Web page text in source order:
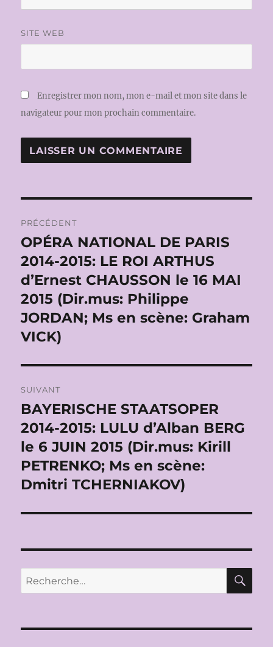
SITE WEB
Enregistrer mon nom, mon e-mail et mon site dans le
navigateur pour mon prochain commentaire.
de
l’article
PRÉCÉDENT
Publication
précédente :
OPÉRA NATIONAL DE PARIS
2014-2015: LE ROI ARTHUS
d’Ernest CHAUSSON le 16 MAI
2015 (Dir.mus: Philippe
JORDAN; Ms en scène: Graham
VICK)
SUIVANT
Publication
suivante :
BAYERISCHE STAATSOPER
2014-2015: LULU d’Alban BERG
le 6 JUIN 2015 (Dir.mus: Kirill
PETRENKO; Ms en scène:
Dmitri TCHERNIAKOV)
Recherche
pour :